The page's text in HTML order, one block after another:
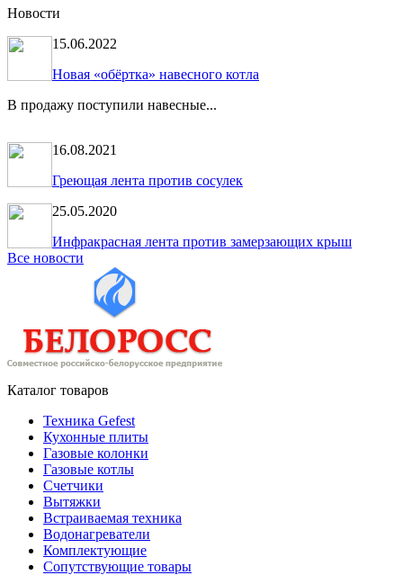
Новости
15.06.2022
Новая «обёртка» навесного котла
В продажу поступили навесные...
16.08.2021
Греющая лента против сосулек
25.05.2020
Инфракрасная лента против замерзающих крыш
Все новости
Каталог товаров
Техника Gefest
Кухонные плиты
Газовые колонки
Газовые котлы
Счетчики
Вытяжки
Встраиваемая техника
Водонагреватели
Комплектующие
Сопутствующие товары